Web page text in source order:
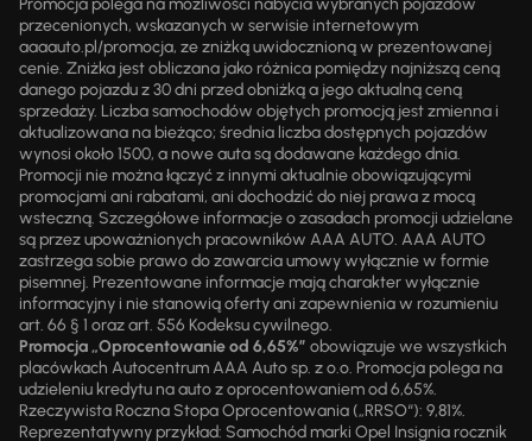
Promocja polega na możliwości nabycia wybranych pojazdów
przecenionych, wskazanych w serwisie internetowym
aaaauto.pl/promocja, ze zniżką uwidocznioną w prezentowanej
cenie. Zniżka jest obliczana jako różnica pomiędzy najniższą ceną
danego pojazdu z 30 dni przed obniżką a jego aktualną ceną
sprzedaży. Liczba samochodów objętych promocją jest zmienna i
aktualizowana na bieżąco; średnia liczba dostępnych pojazdów
wynosi około 1500, a nowe auta są dodawane każdego dnia.
Promocji nie można łączyć z innymi aktualnie obowiązującymi
promocjami ani rabatami, ani dochodzić do niej prawa z mocą
wsteczną. Szczegółowe informacje o zasadach promocji udzielane
są przez upoważnionych pracowników AAA AUTO. AAA AUTO
zastrzega sobie prawo do zawarcia umowy wyłącznie w formie
pisemnej. Prezentowane informacje mają charakter wyłącznie
informacyjny i nie stanowią oferty ani zapewnienia w rozumieniu
art. 66 § 1 oraz art. 556 Kodeksu cywilnego.
Promocja „Oprocentowanie od 6,65%” obowiązuje we wszystkich
placówkach Autocentrum AAA Auto sp. z o.o. Promocja polega na
udzieleniu kredytu na auto z oprocentowaniem od 6,65%.
Rzeczywista Roczna Stopa Oprocentowania („RRSO“): 9,81%.
Reprezentatywny przykład: Samochód marki Opel Insignia rocznik